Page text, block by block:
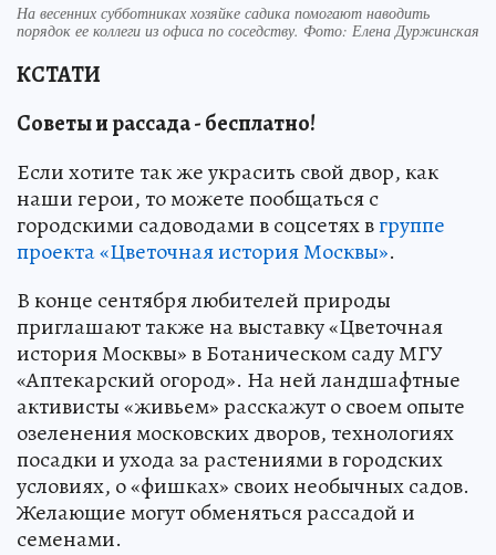
На весенних субботниках хозяйке садика помогают наводить
порядок ее коллеги из офиса по соседству. Фото: Елена Дуржинская
КСТАТИ
Советы и рассада - бесплатно!
Если хотите так же украсить свой двор, как
наши герои, то можете пообщаться с
городскими садоводами в соцсетях вгруппе
проекта «Цветочная история Москвы».
В конце сентября любителей природы
приглашают также на выставку «Цветочная
история Москвы» в Ботаническом саду МГУ
«Аптекарский огород». На ней ландшафтные
активисты «живьем» расскажут о своем опыте
озеленения московских дворов, технологиях
посадки и ухода за растениями в городских
условиях, о «фишках» своих необычных садов.
Желающие могут обменяться рассадой и
семенами.